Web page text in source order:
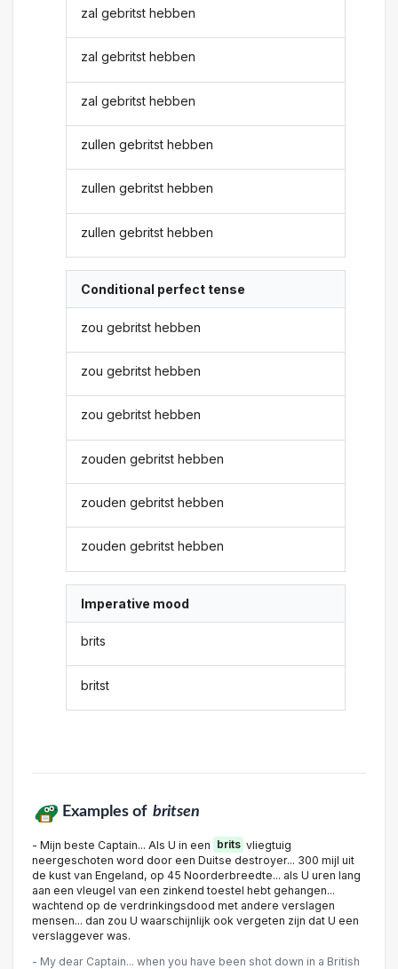
zal gebritst hebben
zal gebritst hebben
zal gebritst hebben
zullen gebritst hebben
zullen gebritst hebben
zullen gebritst hebben
Conditional perfect tense
zou gebritst hebben
zou gebritst hebben
zou gebritst hebben
zouden gebritst hebben
zouden gebritst hebben
zouden gebritst hebben
Imperative mood
brits
britst
Examples of britsen
- Mijn beste Captain... Als U in een brits vliegtuig
neergeschoten word door een Duitse destroyer... 300 mijl uit
de kust van Engeland, op 45 Noorderbreedte... als U uren lang
aan een vleugel van een zinkend toestel hebt gehangen...
wachtend op de verdrinkingsdood met andere verslagen
mensen... dan zou U waarschijnlijk ook vergeten zijn dat U een
verslaggever was.
- My dear Captain... when you have been shot down in a British